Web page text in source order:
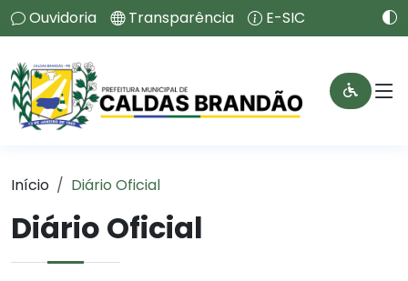
Ouvidoria Transparência E-SIC
Início Diário Oficial
Diário Oficial